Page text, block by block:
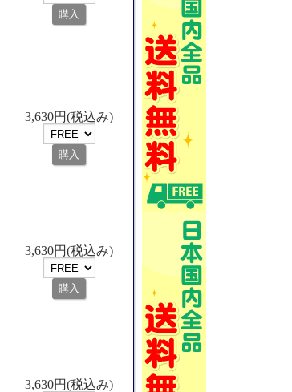
3,630円(税込み)
3,630円(税込み)
3,630円(税込み)